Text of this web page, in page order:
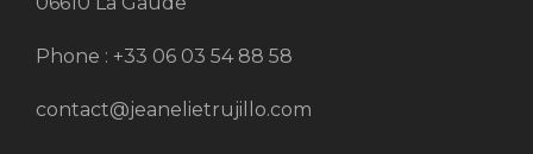
Phone : +33 06 03 54 88 58
contact@jeanelietrujillo.com